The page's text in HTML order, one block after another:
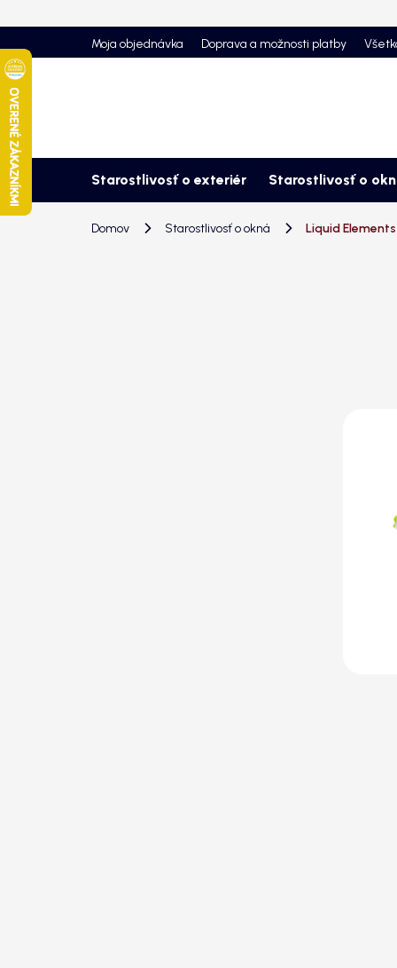
na
obsah
Moja objednávka Doprava a možnosti platby
Starostlivosť o exteriér Starostlivosť o
Domov Starostlivosť o okná Liquid